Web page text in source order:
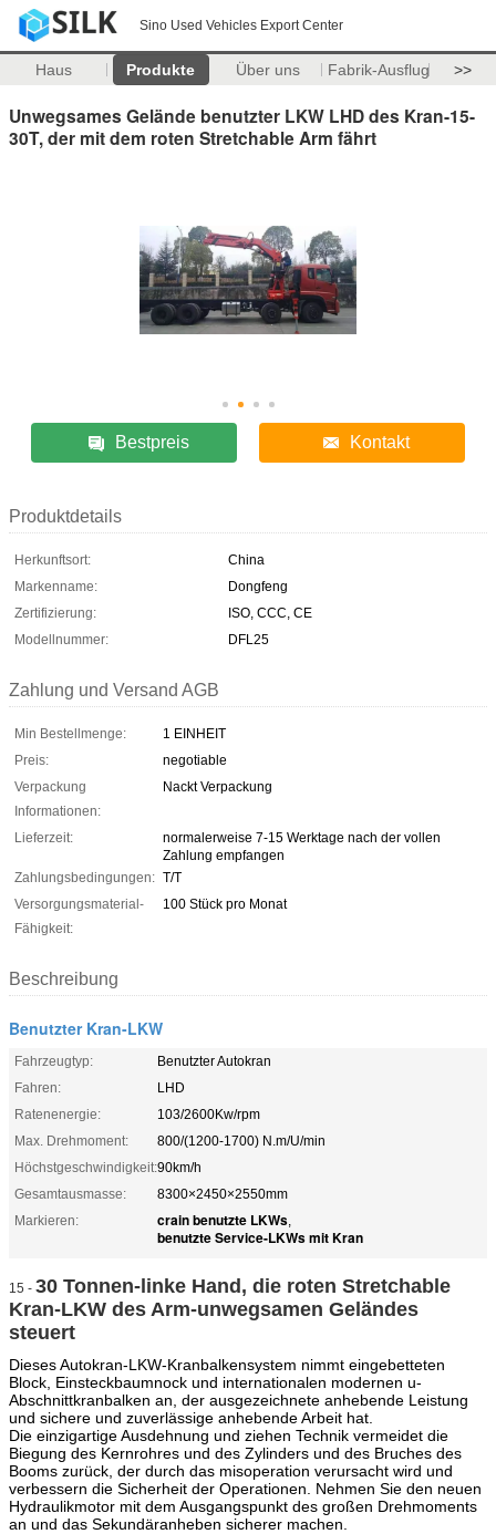
Sino Used Vehicles Export Center
Haus Produkte Über uns Fabrik-Ausflug >>
Unwegsames Gelände benutzter LKW LHD des Kran-15-
30T, der mit dem roten Stretchable Arm fährt
Bestpreis Kontakt
Produktdetails
Herkunftsort:
China
Markenname:
Dongfeng
Zertifizierung:
ISO, CCC, CE
Modellnummer:
DFL25
Zahlung und Versand AGB
Min Bestellmenge:
1 EINHEIT
Preis:
negotiable
Verpackung
Informationen:
Nackt Verpackung
Lieferzeit:
normalerweise 7-15 Werktage nach der vollen
Zahlung empfangen
Zahlungsbedingungen: T/T
Versorgungsmaterial-
Fähigkeit:
100 Stück pro Monat
Beschreibung
Benutzter Kran-LKW
Fahrzeugtyp:
Benutzter Autokran
Fahren:
LHD
Ratenenergie:
103/2600Kw/rpm
Max. Drehmoment:
800/(1200-1700) N.m/U/min
Höchstgeschwindigkeit:90km/h
Gesamtausmasse:
8300×2450×2550mm
Markieren:
crain benutzte LKWs,
benutzte Service-LKWs mit Kran
15 - 30 Tonnen-linke Hand, die roten Stretchable
Kran-LKW des Arm-unwegsamen Geländes
steuert
Dieses Autokran-LKW-Kranbalkensystem nimmt eingebetteten
Block, Einsteckbaumnock und internationalen modernen u-
Abschnittkranbalken an, der ausgezeichnete anhebende Leistung
und sichere und zuverlässige anhebende Arbeit hat.
Die einzigartige Ausdehnung und ziehen Technik vermeidet die
Biegung des Kernrohres und des Zylinders und des Bruches des
Booms zurück, der durch das misoperation verursacht wird und
verbessern die Sicherheit der Operationen. Nehmen Sie den neuen
Hydraulikmotor mit dem Ausgangspunkt des großen Drehmoments
an und das Sekundäranheben sicherer machen.